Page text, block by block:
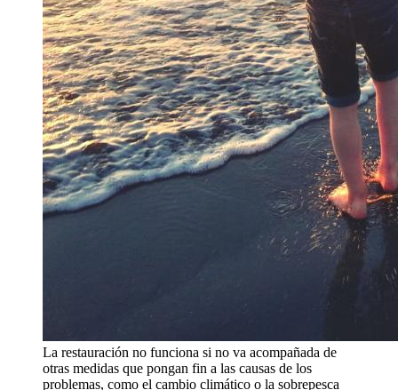
La restauración no funciona si no va acompañada de
otras medidas que pongan fin a las causas de los
problemas, como el cambio climático o la sobrepesca